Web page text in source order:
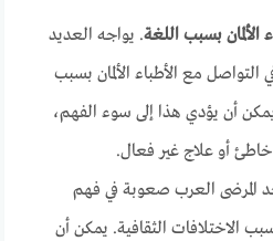
بسبب اللغة. يواجه العديد
مع الأطباء الألمان بسبب
يمكن أن يؤدي هذا إلى سوء الفهم،
أو علاج غير فعال.
المرضى العرب صعوبة في فهم
بسبب الاختلافات الثقافية. يمكن أن